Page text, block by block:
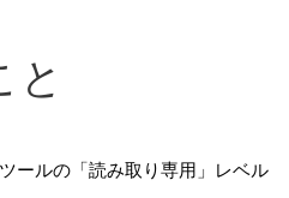
と
ールの「読み取り専用」レベル